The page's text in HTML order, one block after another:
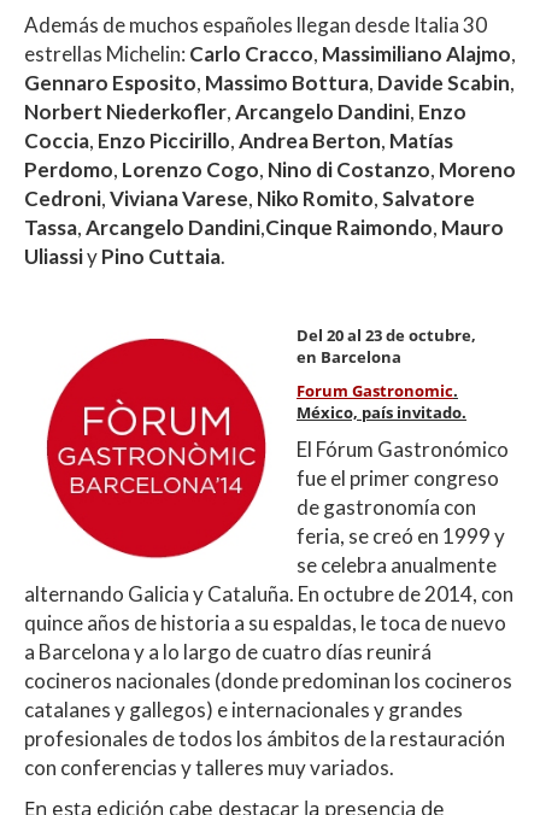
Además de muchos españoles llegan desde Italia 30
estrellas Michelin: Carlo Cracco, Massimiliano Alajmo,
Gennaro Esposito, Massimo Bottura, Davide Scabin,
Norbert Niederkofler,Arcangelo Dandini, Enzo
Coccia, Enzo Piccirillo,Andrea Berton, Matías
Perdomo, Lorenzo Cogo, Nino di Costanzo, Moreno
Cedroni,Viviana Varese, Niko Romito,Salvatore
Tassa,Arcangelo Dandini,Cinque Raimondo, Mauro
UliassiyPino Cuttaia.
Del 20 al 23 de octubre,
en Barcelona
Forum Gastronomic.
México, país invitado.
El Fórum Gastronómico
fue el primer congreso
de gastronomía con
feria, se creó en 1999 y
se celebra anualmente
alternando Galicia y Cataluña. En octubre de 2014, con
quince años de historia a su espaldas, le toca de nuevo
a Barcelona y a lo largo de cuatro días reunirá
cocineros nacionales (donde predominan los cocineros
catalanes y gallegos) e internacionales y grandes
profesionales de todos los ámbitos de la restauración
con conferencias y talleres muy variados.
En esta edición cabe destacar la presencia de